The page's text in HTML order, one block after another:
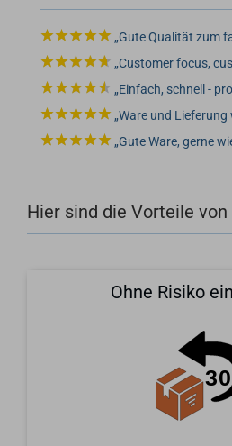
Gute Qualität zum
Customer focus,
Einfach, schnell -
Ware und
Gute Ware, gerne
Hier sind die Vorteile
Ohne Risiko